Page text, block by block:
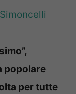
popolare
per tutte